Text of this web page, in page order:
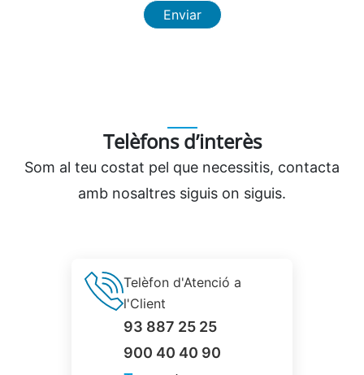
Enviar
Telèfons d’interès
Som al teu costat pel que necessitis, contacta
amb nosaltres siguis on siguis.
Telèfon d'Atenció a
l'Client
93 887 25 25
900 40 40 90